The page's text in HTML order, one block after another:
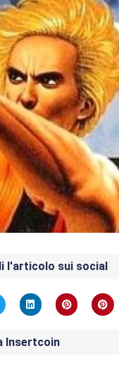
l'articolo sui social
Insertcoin